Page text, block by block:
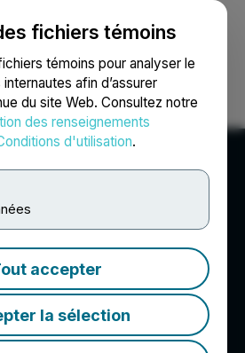
fichiers témoins
témoins pour analyser le
afin d’assurer
du site Web. Consultez notre
des renseignements
d'utilisation.
accepter
la sélection
Recherche English